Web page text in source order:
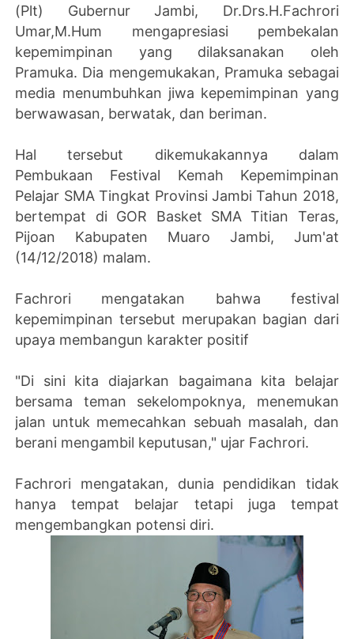
(Plt) Gubernur Jambi, Dr.Drs.H.Fachrori
Umar,M.Hum mengapresiasi pembekalan
kepemimpinan yang dilaksanakan oleh
Pramuka. Dia mengemukakan, Pramuka sebagai
media menumbuhkan jiwa kepemimpinan yang
berwawasan, berwatak, dan beriman.
Hal tersebut dikemukakannya dalam
Pembukaan Festival Kemah Kepemimpinan
Pelajar SMA Tingkat Provinsi Jambi Tahun 2018,
bertempat di GOR Basket SMA Titian Teras,
Pijoan Kabupaten Muaro Jambi, Jum'at
(14/12/2018) malam.
Fachrori mengatakan bahwa festival
kepemimpinan tersebut merupakan bagian dari
upaya membangun karakter positif
"Di sini kita diajarkan bagaimana kita belajar
bersama teman sekelompoknya, menemukan
jalan untuk memecahkan sebuah masalah, dan
berani mengambil keputusan," ujar Fachrori.
Fachrori mengatakan, dunia pendidikan tidak
hanya tempat belajar tetapi juga tempat
mengembangkan potensi diri.